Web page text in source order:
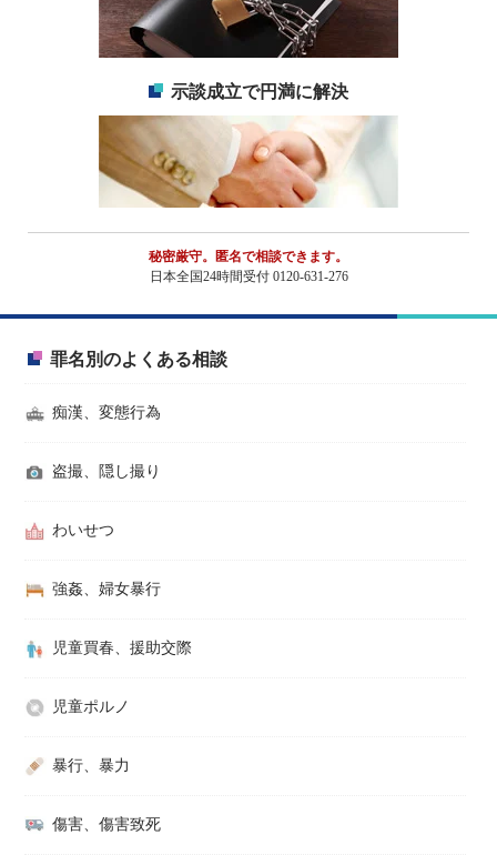
示談成立で円満に解決
秘密厳守。匿名で相談できます。
日本全国24時間受付 0120-631-276
罪名別のよくある相談
痴漢、変態行為
盗撮、隠し撮り
わいせつ
強姦、婦女暴行
児童買春、援助交際
児童ポルノ
暴行、暴力
傷害、傷害致死